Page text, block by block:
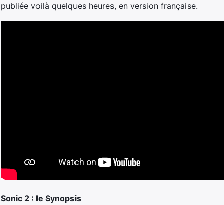
publiée voilà quelques heures, en version française.
Sonic 2 : le Synopsis